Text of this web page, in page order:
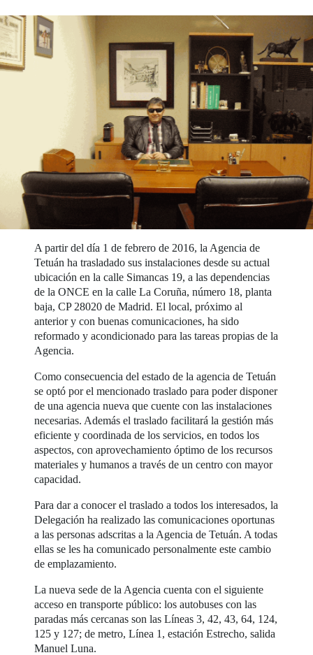
A partir del día 1 de febrero de 2016, la Agencia de
Tetuán ha trasladado sus instalaciones desde su actual
ubicación en la calle Simancas 19, a las dependencias
de la ONCE en la calle La Coruña, número 18, planta
baja, CP 28020 de Madrid. El local, próximo al
anterior y con buenas comunicaciones, ha sido
reformado y acondicionado para las tareas propias de la
Agencia.
Como consecuencia del estado de la agencia de Tetuán
se optó por el mencionado traslado para poder disponer
de una agencia nueva que cuente con las instalaciones
necesarias. Además el traslado facilitará la gestión más
eficiente y coordinada de los servicios, en todos los
aspectos, con aprovechamiento óptimo de los recursos
materiales y humanos a través de un centro con mayor
capacidad.
Para dar a conocer el traslado a todos los interesados, la
Delegación ha realizado las comunicaciones oportunas
a las personas adscritas a la Agencia de Tetuán. A todas
ellas se les ha comunicado personalmente este cambio
de emplazamiento.
La nueva sede de la Agencia cuenta con el siguiente
acceso en transporte público: los autobuses con las
paradas más cercanas son las Líneas 3, 42, 43, 64, 124,
125 y 127; de metro, Línea 1, estación Estrecho, salida
Manuel Luna.